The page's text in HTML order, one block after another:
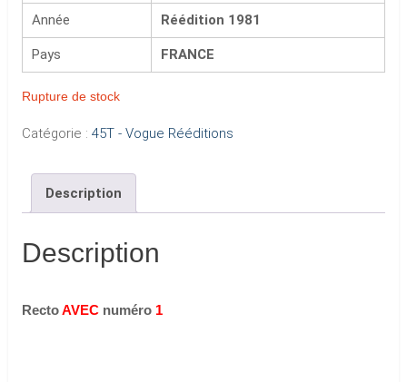
Année Réédition 1981
Pays FRANCE
Rupture de stock
Catégorie : 45T - Vogue Rééditions
Description
Description
RectoAVECnuméro 1